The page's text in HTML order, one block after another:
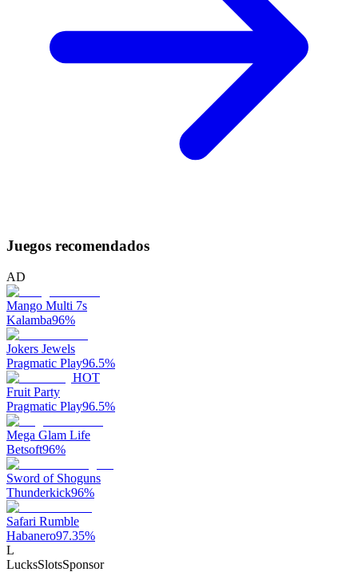
Juegos recomendados
AD
Mango Multi 7s
Kalamba96%
Jokers Jewels
Pragmatic Play96.5%
HOT
Fruit Party
Pragmatic Play96.5%
Mega Glam Life
Betsoft96%
Sword of Shoguns
Thunderkick96%
Safari Rumble
Habanero97.35%
L
LucksSlotsSponsor